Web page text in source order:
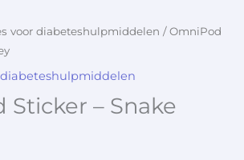
voor diabeteshulpmiddelen / OmniPod
diabeteshulpmiddelen
Sticker – Snake